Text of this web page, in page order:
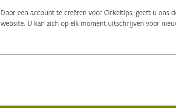
Door een account te creëren voor Cirkeltips, geeft u
website. U kan zich op elk moment uitschrijven voor